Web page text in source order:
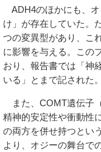
ADH4のほかにも、
け」が存在していた。
つの変異型があり、こ
に影響を与える。この
おり、報告書では「神
いる」とまで記された。
また、COMT遺伝子
精神的安定性や衝動性
の両方を併せ持つとい
より、オジーの舞台で